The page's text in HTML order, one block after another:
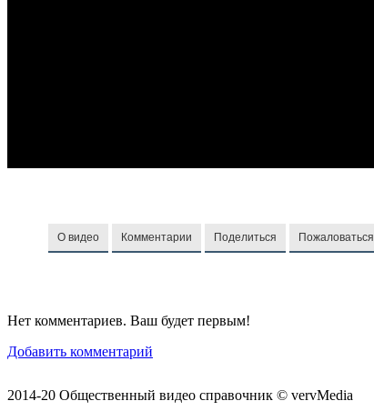
О видео Комментарии Поделиться Пожаловаться
Нет комментариев. Ваш будет первым!
Добавить комментарий
2014-20 Общественный видео справочник © vervMedia